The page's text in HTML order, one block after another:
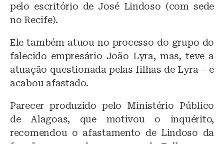
pelo escritório de José Lindoso (com sede
no Recife).
Ele também atuou no processo do grupo do
falecido empresário João Lyra, mas, teve a
atuação questionada pelas filhas de Lyra – e
acabou afastado.
Parecer produzido pelo Ministério Público
de Alagoas, que motivou o inquérito,
recomendou o afastamento de Lindoso da